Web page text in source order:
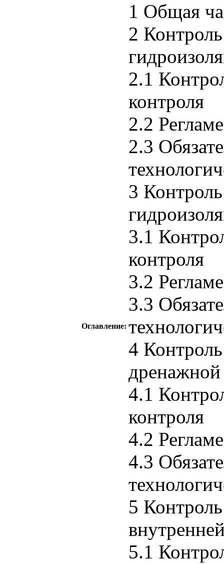
Оглавление:
1 Общая
2
2.1
контроля
2.2
2.3
3
3.1
контроля
3.2
3.3
4 Контроль
4.1
контроля
4.2
4.3
5 Контроль
5.1